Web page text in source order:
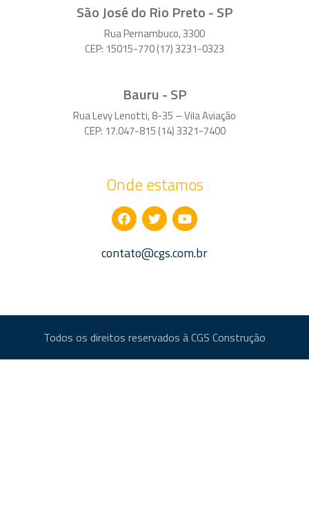
São José do Rio Preto - SP
Rua Pernambuco, 3300
CEP: 15015-770 (17) 3231-0323
Bauru - SP
Rua Levy Lenotti, 8-35 – Vila Aviação
CEP: 17.047-815 (14) 3321-7400
Onde estamos
contato@cgs.com.br
Todos os direitos reservados à CGS Construção